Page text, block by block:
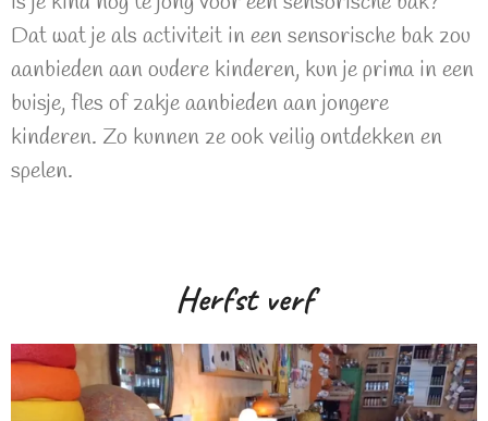
Dat wat je als activiteit in een sensorische bak zou
aanbieden aan oudere kinderen, kun je prima in een
buisje, fles of zakje aanbieden aan jongere
kinderen. Zo kunnen ze ook veilig ontdekken en
spelen.
Herfst verf